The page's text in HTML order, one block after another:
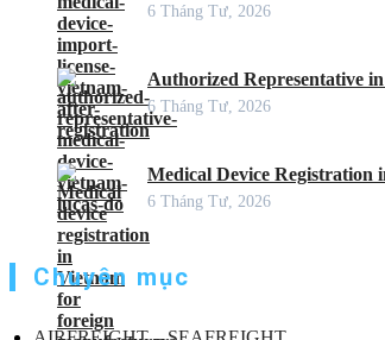
6 Tháng Tư, 2026
Authorized Representative
6 Tháng Tư, 2026
Medical Device Registration
6 Tháng Tư, 2026
Chuyên mục